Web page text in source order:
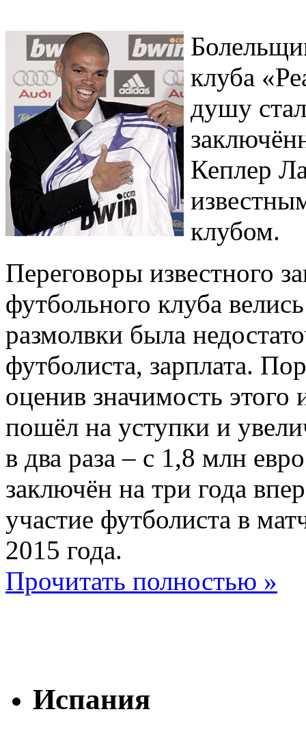
клуба
душу
Кеплер
клубом.
Переговоры известного
футбольного клуба
размолвки была
футболиста, зарплата.
оценив значимость
пошёл на уступки и
в два раза – с 1,8 млн
заключён на три года
участие футболиста в
2015 года.
Прочитать полностью »
Испания